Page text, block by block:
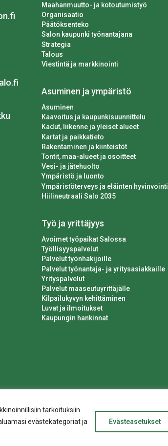
tarkoituksiin.
evästekategoriat ja
Evästeasetukset
Maahanmuutto- ja kotoutumistyö
Organisaatio
Päätöksenteko
Salon kaupunki työnantajana
Strategia
Talous
Viestintä ja markkinointi
Asuminen ja ympäristö
Asuminen
Kaavoitus ja kaupunkisuunnittelu
Kadut, liikenne ja yleiset alueet
Kartat ja paikkatieto
Rakentaminen ja kiinteistöt
Tontit, maa-alueet ja osoitteet
Vesi- ja jätehuolto
Ympäristö ja luonto
Ympäristöterveys ja eläinten hyvinvointi
Hiilineutraali Salo 2035
Työ ja yrittäjyys
Avoimet työpaikat Salossa
Työllisyyspalvelut
Palvelut työnhakijoille
Palvelut työnantaja- ja yritysasiakkaille
Yrityspalvelut
Palvelut maaseutuyrittäjälle
Kilpailukyvyn kehittäminen
Luvat ja ilmoitukset
Kaupungin hankinnat